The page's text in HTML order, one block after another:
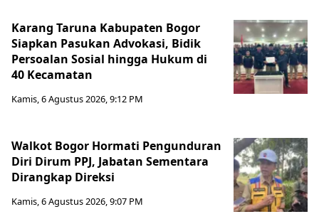
Karang Taruna Kabupaten Bogor
Siapkan Pasukan Advokasi, Bidik
Persoalan Sosial hingga Hukum di
40 Kecamatan
Kamis, 6 Agustus 2026, 9:12 PM
Walkot Bogor Hormati Pengunduran
Diri Dirum PPJ, Jabatan Sementara
Dirangkap Direksi
Kamis, 6 Agustus 2026, 9:07 PM